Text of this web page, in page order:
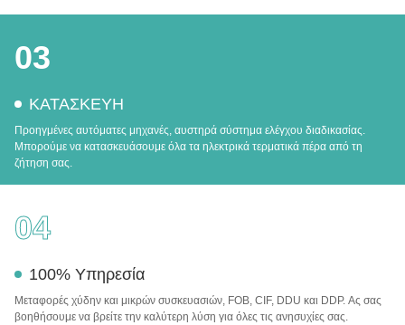
03
ΚΑΤΑΣΚΕΥΗ
Προηγμένες αυτόματες μηχανές, αυστηρά σύστημα ελέγχου διαδικασίας.
Μπορούμε να κατασκευάσουμε όλα τα ηλεκτρικά τερματικά πέρα από τη
ζήτηση σας.
04
100% Υπηρεσία
Μεταφορές χύδην και μικρών συσκευασιών, FOB, CIF, DDU και DDP. Ας σας
βοηθήσουμε να βρείτε την καλύτερη λύση για όλες τις ανησυχίες σας.